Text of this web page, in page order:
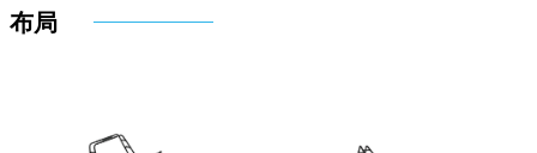
布局